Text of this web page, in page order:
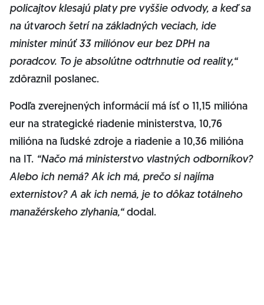
policajtov klesajú platy pre vyššie odvody, a keď sa
na útvaroch šetrí na základných veciach, ide
minister minúť 33 miliónov eur bez DPH na
poradcov. To je absolútne odtrhnutie od reality,“
zdôraznil poslanec.
Podľa zverejnených informácií má ísť o 11,15 milióna
eur na strategické riadenie ministerstva, 10,76
milióna na ľudské zdroje a riadenie a 10,36 milióna
na IT. “Načo má ministerstvo vlastných odborníkov?
Alebo ich nemá? Ak ich má, prečo si najíma
externistov? A ak ich nemá, je to dôkaz totálneho
manažérskeho zlyhania,“dodal.